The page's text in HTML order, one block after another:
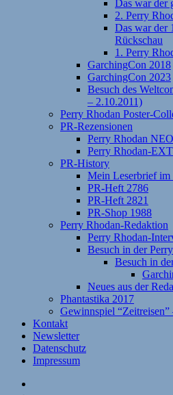
Das war der
2. Perry
Das war der
Rückschau
1. Perry
GarchingCon 2018
GarchingCon 2023
Besuch des
– 2.10.2011)
Perry Rhodan Poster-
PR-Rezensionen
Perry Rhodan
Perry Rhodan-
PR-History
Mein Leserbrief
PR-Heft 2786
PR-Heft 2821
PR-Shop 1988
Perry Rhodan-Redaktion
Perry Rhodan-
Besuch in der
Besuch in
Neues aus der
Phantastika 2017
Gewinnspiel “Zeitreisen”
Kontakt
Newsletter
Datenschutz
Impressum